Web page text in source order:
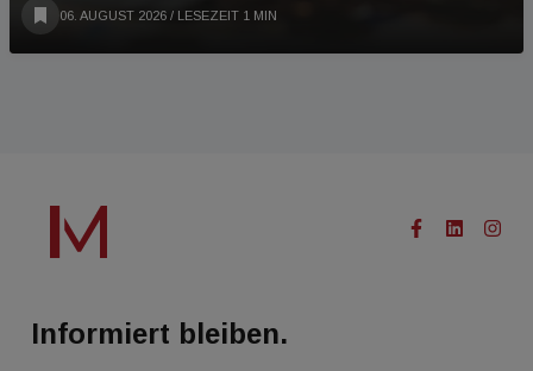
06. AUGUST 2026 / LESEZEIT 1 MIN
Informiert bleiben.